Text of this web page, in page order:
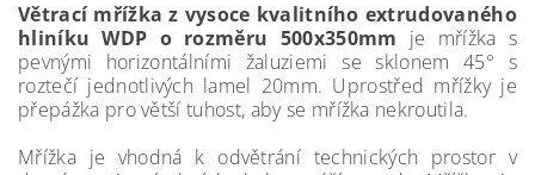
Větrací mřížka z vysoce kvalitního extrudovaného
hliníku WDP o rozměru 500x350mm je mřížka s
pevnými horizontálními žaluziemi se sklonem 45° s
roztečí jednotlivých lamel 20mm. Uprostřed mřížky je
přepážka pro větší tuhost, aby se mřížka nekroutila.
Mřížka je vhodná k odvětrání technických prostor v